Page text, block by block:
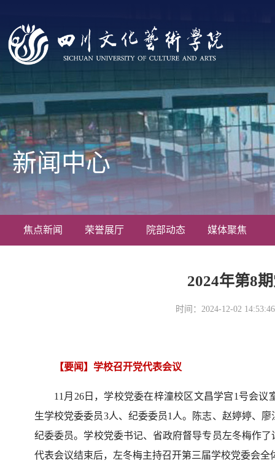
焦点新闻 荣誉展厅 院部动态 媒体聚焦
新闻中心
2024年第8
时间：2024-12-02
【要闻】学校召开党代表会议
11月26日，学校党委在梓潼校区文昌学宫1号会
生学校党委委员3人、纪委委员1人。陈志、赵婷婷、
纪委委员。学校党委书记、省政府督导专员左冬梅作
代表会议结束后，左冬梅主持召开第三届学校党委会